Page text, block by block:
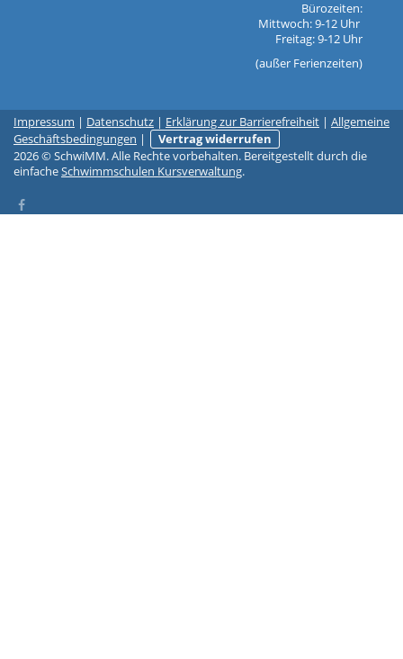
Bürozeiten:
Mittwoch: 9-12 Uhr
Freitag: 9-12 Uhr
(außer Ferienzeiten)
Impressum | Datenschutz | Erklärung zur Barrierefreiheit | Allgemeine
Geschäftsbedingungen |
Vertrag widerrufen
2026 © SchwiMM. Alle Rechte vorbehalten. Bereitgestellt durch die
einfacheSchwimmschulen Kursverwaltung.